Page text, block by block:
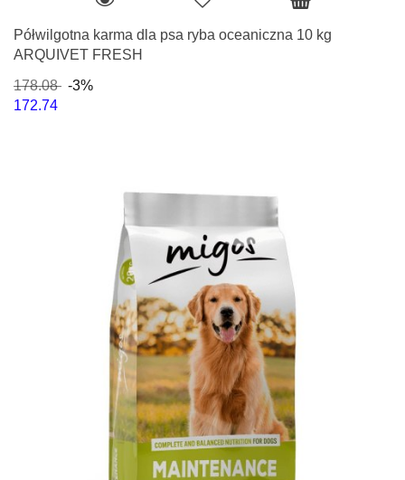
Półwilgotna karma dla psa ryba oceaniczna 10 kg
ARQUIVET FRESH
178.08
-3%
172.74